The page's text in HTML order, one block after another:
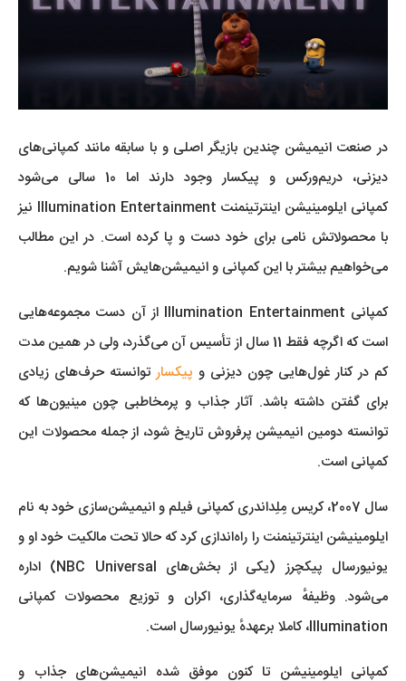
در صنعت انیمیشن چندین بازیگر اصلی و با سابقه مانند کمپانی‌های
دیزنی، دریم‌ورکس و پیکسار وجود دارند اما 10 سالی می‌شود
کمپانی ایلومینیشن اینترتینمنت Illumination Entertainment نیز
با محصولاتش نامی برای خود دست و پا کرده است. در این مطالب
می‌خواهیم بیشتر با این کمپانی و انیمیشن‌هایش آشنا شویم.
کمپانی Illumination Entertainment از آن دست مجموعه‌هایی
است که اگرچه فقط 11 سال از تأسیس آن می‌گذرد، ولی در همین مدت
کم در کنار غول‌هایی چون دیزنی و پیکسارتوانسته حرف‌های زیادی
برای گفتن داشته باشد. آثار جذاب و پرمخاطبی چون مینیون‌ها که
توانسته دومین انیمیشن پرفروش تاریخ شود، از جمله محصولات این
کمپانی است.
سال 2007، کریس مِلِداندری کمپانی فیلم‌ و انیمیشن‌سازی خود به نام
ایلومینیشن اینترتینمنت را راه‌اندازی کرد که حالا تحت مالکیت خود او و
یونیورسال پیکچرز (یکی از بخش‌های NBC Universal) اداره
می‌شود. وظیفهٔ سرمایه‌گذاری، اکران و توزیع محصولات کمپانی
Illumination، کاملا برعهدهٔ یونیورسال است.
کمپانی ایلومینیشن تا کنون موفق شده انیمیشن‌های جذاب و